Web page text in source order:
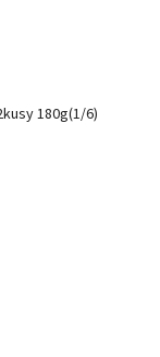
180g(1/6)